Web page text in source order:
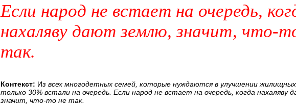
Если народ не встает на очередь,
нахаляву дают землю, значит, что-
так.
Контекст: Из всех многодетных семей, которые нуждаются в улучшении жилищных
только 30% встали на очередь. Если народ не встает на очередь, когда нахаляву
значит, что-то не так.